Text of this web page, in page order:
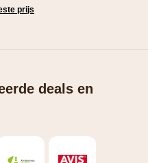
prijs
deals en